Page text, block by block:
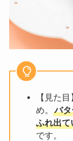
【見た
め。
バ
ふれ出て
です。